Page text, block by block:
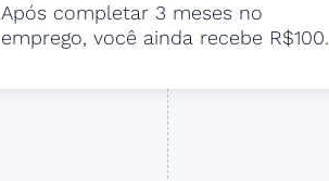
Após completar 3 meses no
emprego, você ainda recebe R$100.